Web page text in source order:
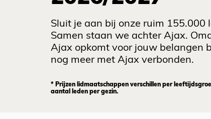
Sluit je aan bij onze ruim 155.000
Samen staan we achter Ajax.
Ajax opkomt voor jouw belangen
nog meer met Ajax verbonden.
* Prijzen lidmaatschappen verschillen per
aantal leden per gezin.